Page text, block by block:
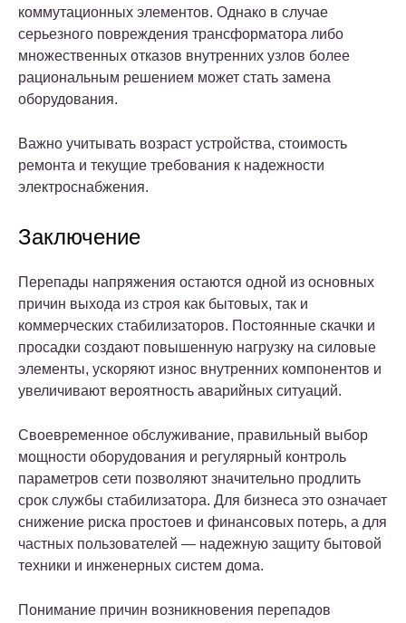
коммутационных элементов. Однако в случае
серьезного повреждения трансформатора либо
множественных отказов внутренних узлов более
рациональным решением может стать замена
оборудования.
Важно учитывать возраст устройства, стоимость
ремонта и текущие требования к надежности
электроснабжения.
Заключение
Перепады напряжения остаются одной из основных
причин выхода из строя как бытовых, так и
коммерческих стабилизаторов. Постоянные скачки и
просадки создают повышенную нагрузку на силовые
элементы, ускоряют износ внутренних компонентов и
увеличивают вероятность аварийных ситуаций.
Своевременное обслуживание, правильный выбор
мощности оборудования и регулярный контроль
параметров сети позволяют значительно продлить
срок службы стабилизатора. Для бизнеса это означает
снижение риска простоев и финансовых потерь, а для
частных пользователей — надежную защиту бытовой
техники и инженерных систем дома.
Понимание причин возникновения перепадов